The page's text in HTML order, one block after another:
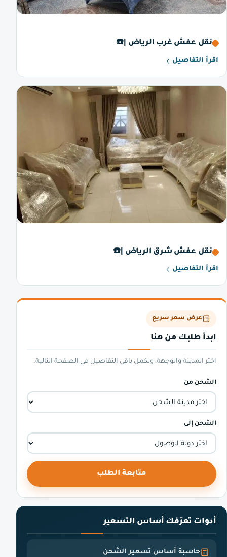
نقل عفش غرب الرياض |☎️
اقرأ التفاصيل
نقل عفش شرق الرياض |☎️
اقرأ التفاصيل
عرض سعر سريع
ابدأ طلبك من هنا
اختر المدينة والوجهة، ونكمل باقي التفاصيل في الصفحة التالية.
الشحن من
الشحن إلى
متابعة الطلب
أدوات تعرّفك أساس التسعير
حاسبة أساس تسعير الشحن